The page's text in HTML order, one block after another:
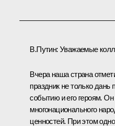
В.Путин: Уважаемые
Вчера наша страна
праздник не только
событию и его героям.
многонационального
ценностей. При этом